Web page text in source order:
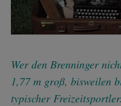
Wer den Brenninger
1,77 m groß, bisweilen
typischer